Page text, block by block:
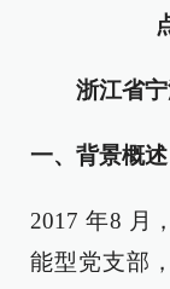
浙江省
一、背景概述
2017 年8 月
能型党支部